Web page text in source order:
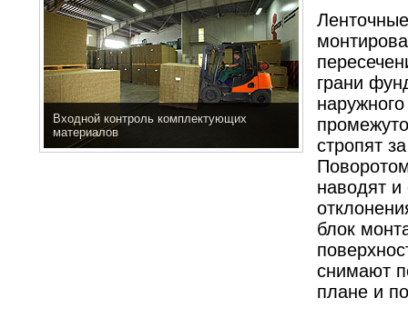
Входной контроль комплектующих
материалов
грани
стропят
наводят и
блок
снимают
плане и